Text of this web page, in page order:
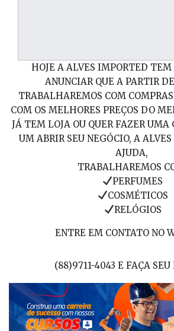
HOJE A ALVES IMPORTED TEM
ANUNCIAR QUE A PARTIR
TRABALHAREMOS COM
COM OS MELHORES PREÇOS DO
JÁ TEM LOJA OU QUER FAZER UMA
UM ABRIR SEU NEGÓCIO, A
AJUDA,
TRABALHAREMOS
PERFUMES
COSMÉTICOS
RELÓGIOS
ENTRE EM CONTATO NO
(88)9711-4043 E FAÇA SEU